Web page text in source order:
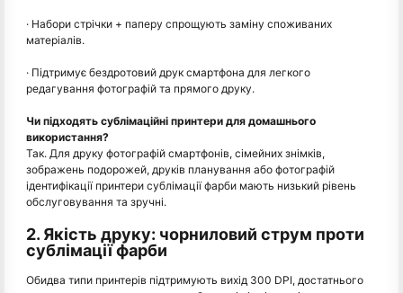
· Набори стрічки + паперу спрощують заміну споживаних
матеріалів.
· Підтримує бездротовий друк смартфона для легкого
редагування фотографій та прямого друку.
Чи підходять сублімаційні принтери для домашнього
використання?
Так. Для друку фотографій смартфонів, сімейних знімків,
зображень подорожей, друків планування або фотографій
ідентифікації принтери сублімації фарби мають низький рівень
обслуговування та зручні.
2. Якість друку: чорниловий струм проти
сублімації фарби
Обидва типи принтерів підтримують вихід 300 DPI, достатнього